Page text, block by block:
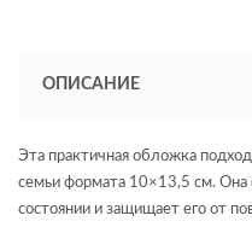
ОПИСАНИЕ
Эта практичная обложка
семьи формата 10×13,5 см. Она
состоянии и защищает его от